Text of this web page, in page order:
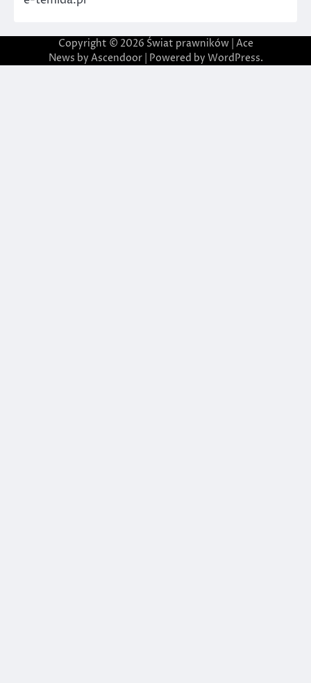
Copyright © 2026 Świat prawników| Ace
News by Ascendoor| Powered by WordPress.